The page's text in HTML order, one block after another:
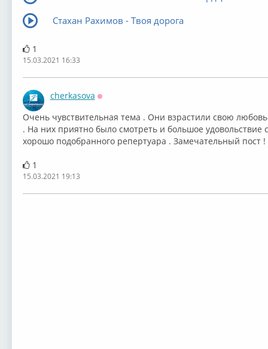
Стахан Рахимов - Твоя дорога
1
15.03.2021 16:33
cherkasova
Очень чувствительная тема . Они взрастили свою
. На них приятно было смотреть и большое удовольствие
хорошо подобранного репертуара . Замечательный пост !
1
15.03.2021 19:13